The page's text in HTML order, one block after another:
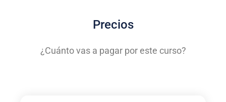
Precios
¿Cuánto vas a pagar por este curso?